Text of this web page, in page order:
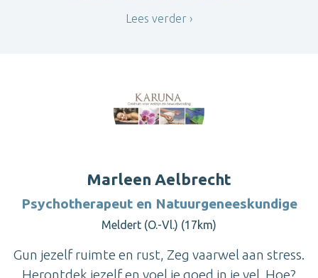
Lees verder
Marleen Aelbrecht
Psychotherapeut en Natuurgeneeskundige
Meldert (O.-Vl.) (17km)
Gun jezelf ruimte en rust, Zeg vaarwel aan stress.
Herontdek jezelf en voel je goed in je vel. Hoe?